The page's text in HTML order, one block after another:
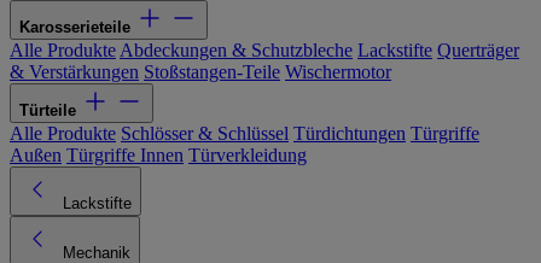
Karosserieteile
Alle Produkte Abdeckungen & Schutzbleche Lackstifte Querträger
& Verstärkungen Stoßstangen-Teile Wischermotor
Türteile
Alle Produkte Schlösser & Schlüssel Türdichtungen Türgriffe
Außen Türgriffe Innen Türverkleidung
Lackstifte
Mechanik